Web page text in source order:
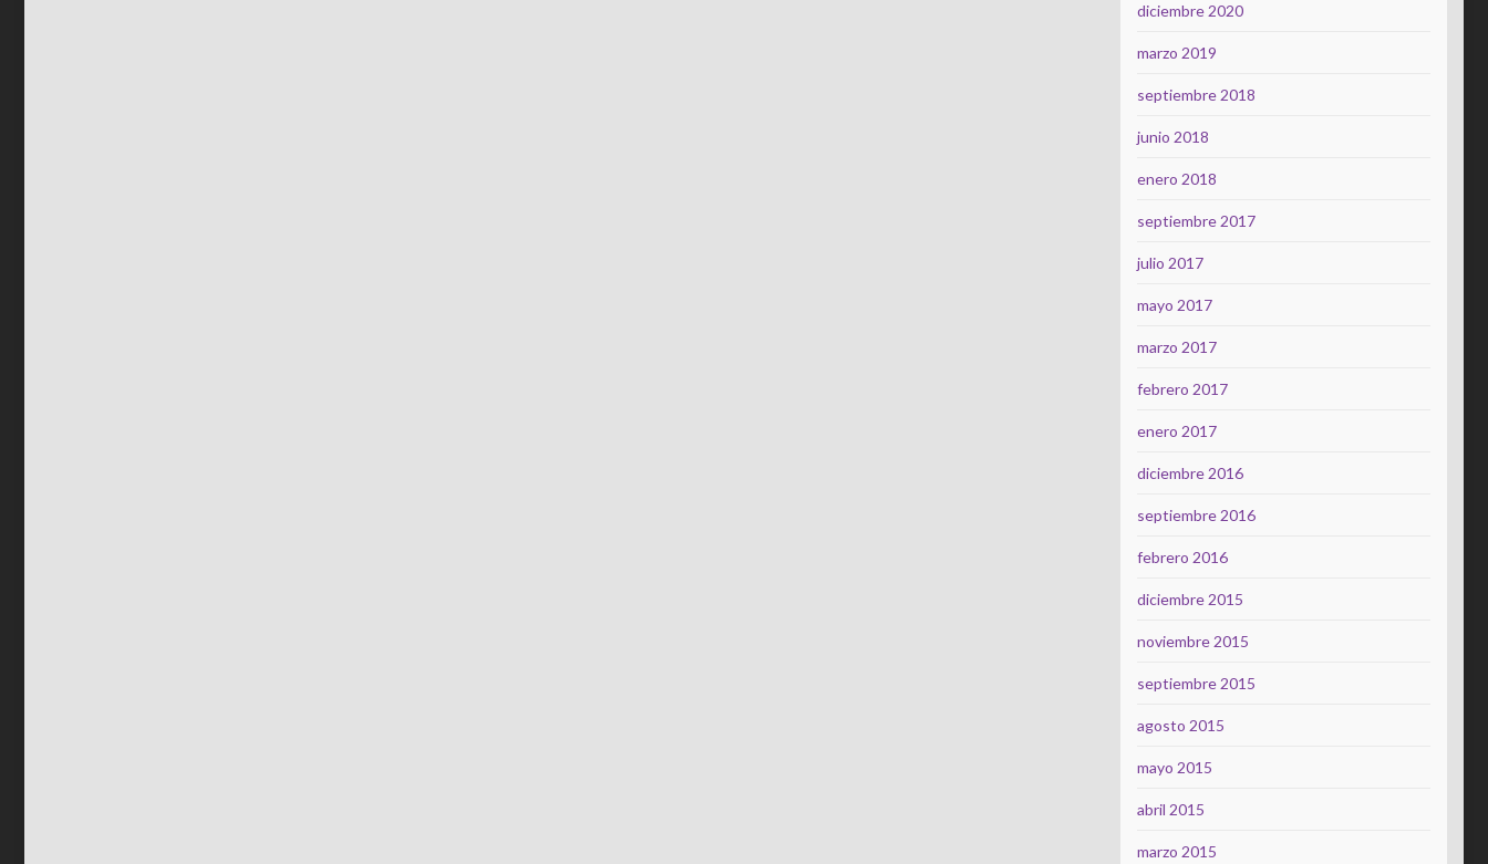
diciembre 2020
marzo 2019
septiembre 2018
junio 2018
enero 2018
septiembre 2017
julio 2017
mayo 2017
marzo 2017
febrero 2017
enero 2017
diciembre 2016
septiembre 2016
febrero 2016
diciembre 2015
noviembre 2015
septiembre 2015
agosto 2015
mayo 2015
abril 2015
marzo 2015